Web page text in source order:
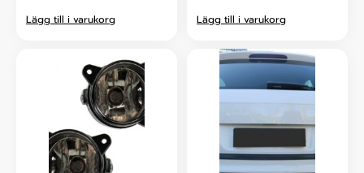
Lägg till i varukorg Lägg till i varukorg